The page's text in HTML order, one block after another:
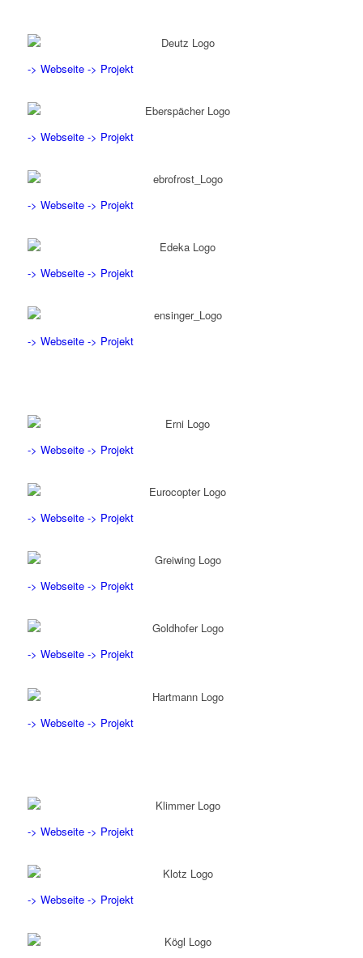
-> Webseite -> Projekt
-> Webseite -> Projekt
-> Webseite -> Projekt
-> Webseite -> Projekt
-> Webseite -> Projekt
-> Webseite -> Projekt
-> Webseite -> Projekt
-> Webseite -> Projekt
-> Webseite -> Projekt
-> Webseite -> Projekt
-> Webseite -> Projekt
-> Webseite -> Projekt